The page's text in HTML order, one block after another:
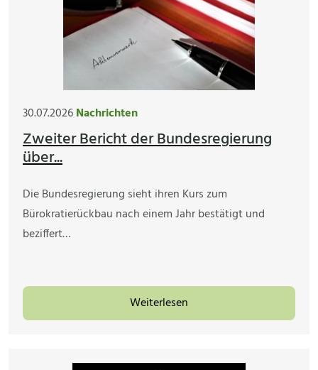
30.07.2026Nachrichten
Zweiter Bericht der Bundesregierung
über...
Die Bundesregierung sieht ihren Kurs zum
Bürokratierückbau nach einem Jahr bestätigt und
beziffert…
Weiterlesen